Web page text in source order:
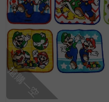
償。
搶購一空